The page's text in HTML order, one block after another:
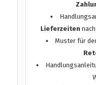
Lieferzeiten
Muster für